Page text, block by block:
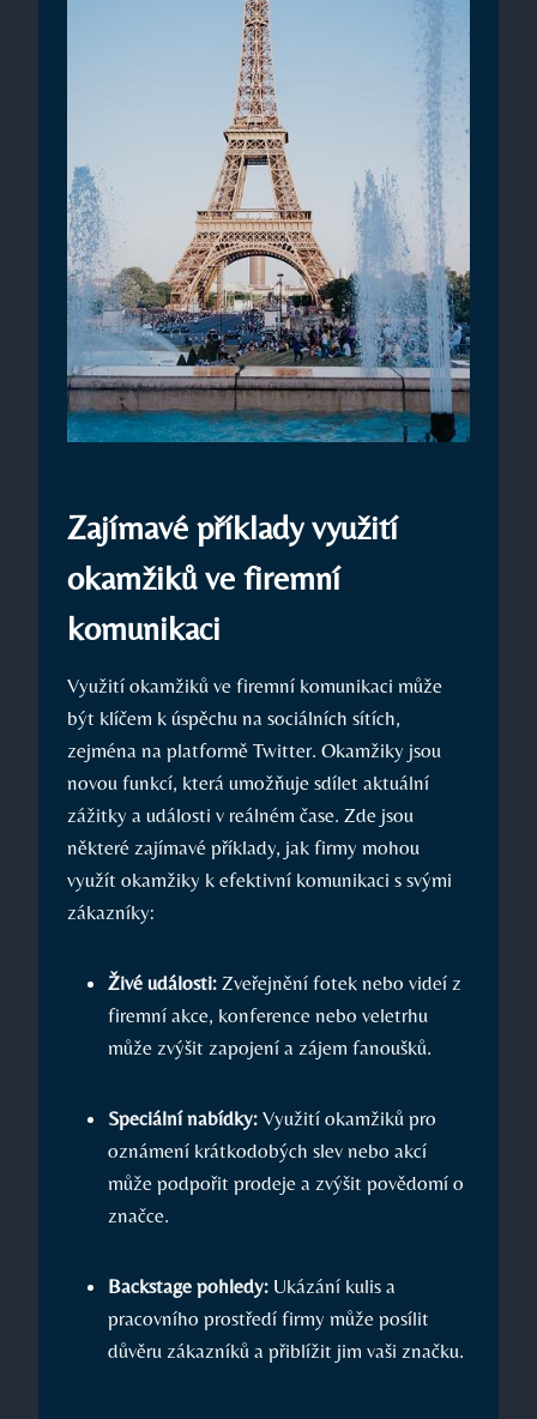
Zajímavé příklady využití
okamžiků ve firemní
komunikaci
Využití okamžiků ve firemní komunikaci může
být klíčem k úspěchu na sociálních sítích,
zejména na platformě Twitter. Okamžiky jsou
novou funkcí, která umožňuje sdílet aktuální
zážitky a události v reálném čase. Zde jsou
některé zajímavé příklady, jak firmy mohou
využít okamžiky k efektivní komunikaci s svými
zákazníky:
Živé události: Zveřejnění fotek nebo videí z
firemní akce, konference nebo veletrhu
může zvýšit zapojení a zájem fanoušků.
Speciální nabídky: Využití okamžiků pro
oznámení krátkodobých slev nebo akcí
může podpořit prodeje a zvýšit povědomí o
značce.
Backstage pohledy: Ukázání kulis a
pracovního prostředí firmy může posílit
důvěru zákazníků a přiblížit jim vaši značku.